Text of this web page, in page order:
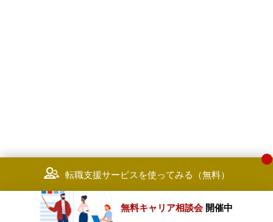
転職支援サービスを使ってみる（無料）
無料キャリア相談会 開催中